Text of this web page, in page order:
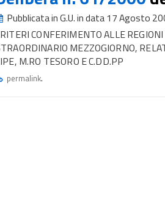
Pubblicata in G.U. in data 17 Agosto
CONFERIMENTO ALLE
MEZZOGIORNO,
M.RO TESORO E C.DD.PP
permalink.